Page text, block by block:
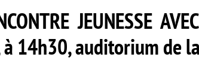
JEUNESSE
14h30, auditorium de